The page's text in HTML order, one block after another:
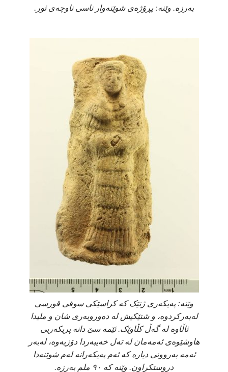
بەرزە. وێنە: پڕۆژەی شوێنەوار ناسی ناوچەی ئور.
وێنە: پەیکەری ژنێک کە کراسێکی سوفی قورسی
لەبەرکردوە، و شتێکیش لە دەوروبەری شان و ملیدا
ئاڵاوە لە گەڵ کڵاوێک. ئێمە سێ دانە پریکەریی
هاوشێوەی ئەمەمان لە تەل خەیبەردا دۆزیەوە، لەبەر
ئەمە بەروونی دیارە کە ئەم پەیکەرانە لەم شوێنەدا
دروستکراون. وێنە کە ٩٠ ملم بەرزە.